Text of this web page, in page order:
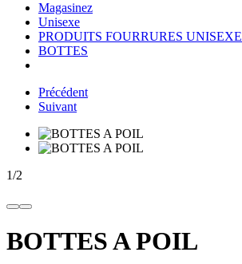
Magasinez
Unisexe
PRODUITS FOURRURES UNISEXE
BOTTES
Précédent
Suivant
1/2
BOTTES A POIL